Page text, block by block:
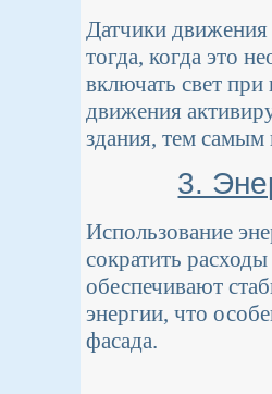
Датчики движения
тогда, когда это
включать свет
движения
здания, тем
3.
Использование
сократить
обеспечивают
энергии, что
фасада.